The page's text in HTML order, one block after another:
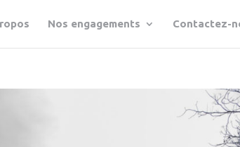
Nos engagements Contactez-